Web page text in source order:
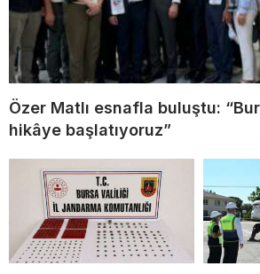
Özer Matlı esnafla buluştu:
hikâye başlatıyoruz”